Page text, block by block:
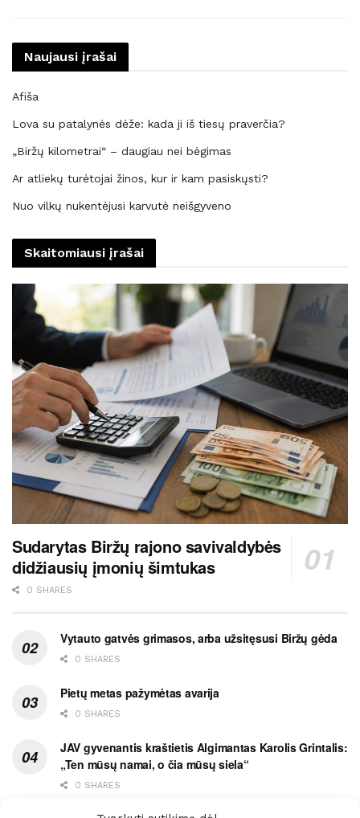
Naujausi įrašai
Afiša
Lova su patalynės dėže: kada ji iš tiesų praverčia?
„Biržų kilometrai“ – daugiau nei bėgimas
Ar atliekų turėtojai žinos, kur ir kam pasiskųsti?
Nuo vilkų nukentėjusi karvutė neišgyveno
Skaitomiausi įrašai
Sudarytas Biržų rajono savivaldybės
didžiausių įmonių šimtukas
0 SHARES
Vytauto gatvės grimasos, arba užsitęsusi Biržų gėda
0 SHARES
Pietų metas pažymėtas avarija
0 SHARES
JAV gyvenantis kraštietis Algimantas Karolis Grintalis:
„Ten mūsų namai, o čia mūsų siela“
0 SHARES